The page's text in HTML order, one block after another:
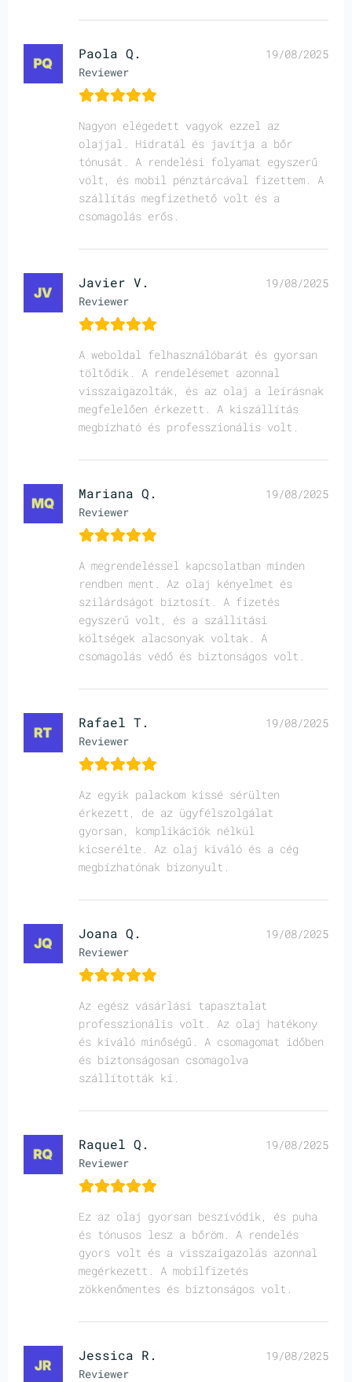
Paola Q.
Reviewer
19/08/2025
Nagyon elégedett vagyok ezzel az
olajjal. Hidratál és javítja a bőr
tónusát. A rendelési folyamat egyszerű
volt, és mobil pénztárcával fizettem. A
szállítás megfizethető volt és a
csomagolás erős.
Javier V.
Reviewer
19/08/2025
A weboldal felhasználóbarát és gyorsan
töltődik. A rendelésemet azonnal
visszaigazolták, és az olaj a leírásnak
megfelelően érkezett. A kiszállítás
megbízható és professzionális volt.
Mariana Q.
Reviewer
19/08/2025
A megrendeléssel kapcsolatban minden
rendben ment. Az olaj kényelmet és
szilárdságot biztosít. A fizetés
egyszerű volt, és a szállítási
költségek alacsonyak voltak. A
csomagolás védő és biztonságos volt.
Rafael T.
Reviewer
19/08/2025
Az egyik palackom kissé sérülten
érkezett, de az ügyfélszolgálat
gyorsan, komplikációk nélkül
kicserélte. Az olaj kiváló és a cég
megbízhatónak bizonyult.
Joana Q.
Reviewer
19/08/2025
Az egész vásárlási tapasztalat
professzionális volt. Az olaj hatékony
és kiváló minőségű. A csomagomat időben
és biztonságosan csomagolva
szállították ki.
Raquel Q.
Reviewer
19/08/2025
Ez az olaj gyorsan beszívódik, és puha
és tónusos lesz a bőröm. A rendelés
gyors volt és a visszaigazolás azonnal
megérkezett. A mobilfizetés
zökkenőmentes és biztonságos volt.
Jessica R.
Reviewer
19/08/2025